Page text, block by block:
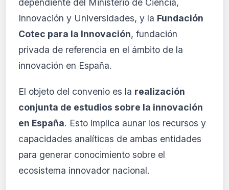
dependiente del Ministerio de Ciencia,
Innovación y Universidades, y la Fundación
Cotec para la Innovación, fundación
privada de referencia en el ámbito de la
innovación en España.
El objeto del convenio es la realización
conjunta de estudios sobre la innovación
en España. Esto implica aunar los recursos y
capacidades analíticas de ambas entidades
para generar conocimiento sobre el
ecosistema innovador nacional.